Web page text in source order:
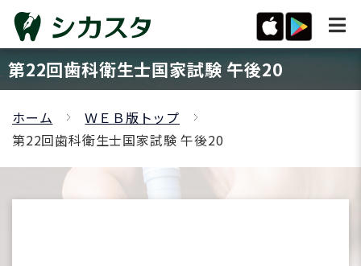
第22回歯科衛生士国家試験 午後20
ホーム
ＷＥＢ版トップ
第22回歯科衛生士国家試験 午後20